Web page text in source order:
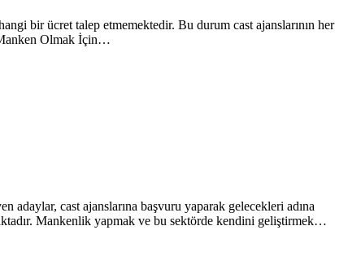
bir ücret talep etmemektedir. Bu durum cast ajanslarının her
Manken Olmak İçin…
adaylar, cast ajanslarına başvuru yaparak gelecekleri adına
Mankenlik yapmak ve bu sektörde kendini geliştirmek…